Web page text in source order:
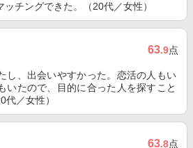
チングできた。（20代／女性）
63.9点
し、出会いやすかった。恋活の人もい
いたので、目的に合った人を探すこと
／女性）
63.8点